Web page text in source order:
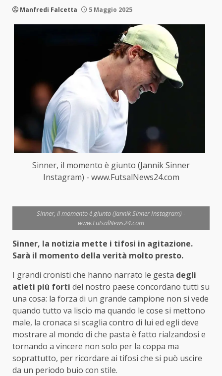
Manfredi Falcetta 5 Maggio 2025
Sinner, il momento è giunto (Jannik Sinner
Instagram) - www.FutsalNews24.com
Sinner, il momento è giunto (Jannik Sinner Instagram) -
www.FutsalNews24.com
Sinner, la notizia mette i tifosi in agitazione.
Sarà il momento della verità molto presto.
I grandi cronisti che hanno narrato le gesta degli
atleti più forti del nostro paese concordano tutti su
una cosa: la forza di un grande campione non si vede
quando tutto va liscio ma quando le cose si mettono
male, la cronaca si scaglia contro di lui ed egli deve
mostrare al mondo di che pasta è fatto rialzandosi e
tornando a vincere non solo per la coppa ma
soprattutto, per ricordare ai tifosi che si può uscire
da un periodo buio con stile.